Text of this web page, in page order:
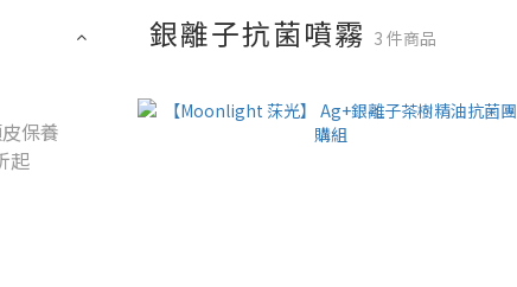
保養
起
銀離子抗菌噴霧 3 件商品